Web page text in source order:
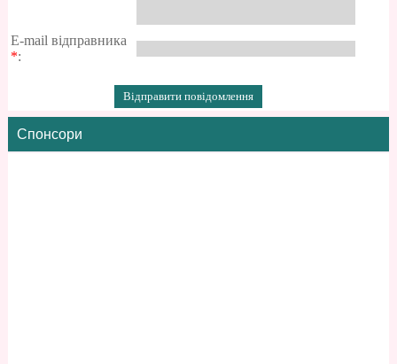
E-mail відправника
*:
Спонсори